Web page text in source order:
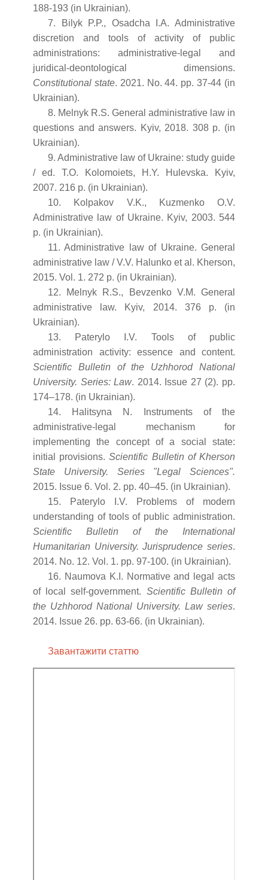
188-193 (in Ukrainian).
7. Bilyk P.P., Osadcha I.A. Administrative
discretion and tools of activity of public
administrations: administrative-legal and
juridical-deontological dimensions.
Constitutional state. 2021. No. 44. pp. 37-44 (in
Ukrainian).
8. Melnyk R.S. General administrative law in
questions and answers. Kyiv, 2018. 308 p. (in
Ukrainian).
9. Administrative law of Ukraine: study guide
/ ed. T.O. Kolomoiets, H.Y. Hulevska. Kyiv,
2007. 216 p. (in Ukrainian).
10. Kolpakov V.K., Kuzmenko O.V.
Administrative law of Ukraine. Kyiv, 2003. 544
p. (in Ukrainian).
11. Administrative law of Ukraine. General
administrative law / V.V. Halunko et al. Kherson,
2015. Vol. 1. 272 p. (in Ukrainian).
12. Melnyk R.S., Bevzenko V.M. General
administrative law. Kyiv, 2014. 376 p. (in
Ukrainian).
13. Paterylo I.V. Tools of public
administration activity: essence and content.
Scientific Bulletin of the Uzhhorod National
University. Series: Law. 2014. Issue 27 (2). pp.
174–178. (in Ukrainian).
14. Halitsyna N. Instruments of the
administrative-legal mechanism for
implementing the concept of a social state:
initial provisions.Scientific Bulletin of Kherson
State University. Series "Legal Sciences".
2015. Issue 6. Vol. 2. pp. 40–45. (in Ukrainian).
15. Paterylo I.V. Problems of modern
understanding of tools of public administration.
Scientific Bulletin of the International
Humanitarian University. Jurisprudence series.
2014. No. 12. Vol. 1. pp. 97-100. (in Ukrainian).
16. Naumova K.I. Normative and legal acts
of local self-government. Scientific Bulletin of
the Uzhhorod National University. Law series.
2014. Issue 26. pp. 63-66. (in Ukrainian).
Завантажити статтю